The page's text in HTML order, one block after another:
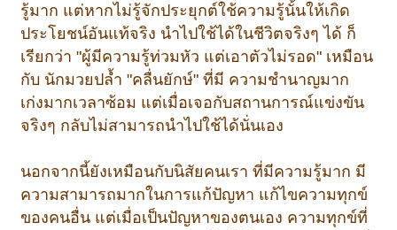
รู้มาก แต่หากไม่รู้จักประยุกต์ใช้ความรู้นั้นให้เกิด
ประโยชน์อันแท้จริง นำไปใช้ได้ในชีวิตจริงๆ ได้ ก็
เรียกว่า "ผู้มีความรู้ท่วมหัว แต่เอาตัวไม่รอด" เหมือน
กับ นักมวยปล้ำ "คลื่นยักษ์" ที่มี ความชำนาญมาก
เก่งมากเวลาซ้อม แต่เมื่อเจอกับสถานการณ์แข่งขัน
จริงๆ กลับไม่สามารถนำไปใช้ได้นั่นเอง
นอกจากนี้ยังเหมือนกับนิสัยคนเรา ที่มีความรู้มาก มี
ความสามารถมากในการแก้ปัญหา แก้ไขความทุกข์
ของคนอื่น แต่เมื่อเป็นปัญหาของตนเอง ความทุกข์ที่